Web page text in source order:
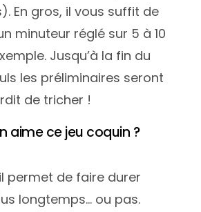
En gros, il vous suffit de
minuteur réglé sur 5 à 10
Jusqu’à la fin du
les préliminaires seront
de tricher !
aime ce jeu coquin ?
permet de faire durer
longtemps… ou pas.